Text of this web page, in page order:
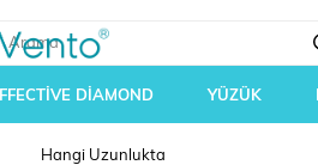
DİAMOND YÜZÜK
Hangi Uzunlukta